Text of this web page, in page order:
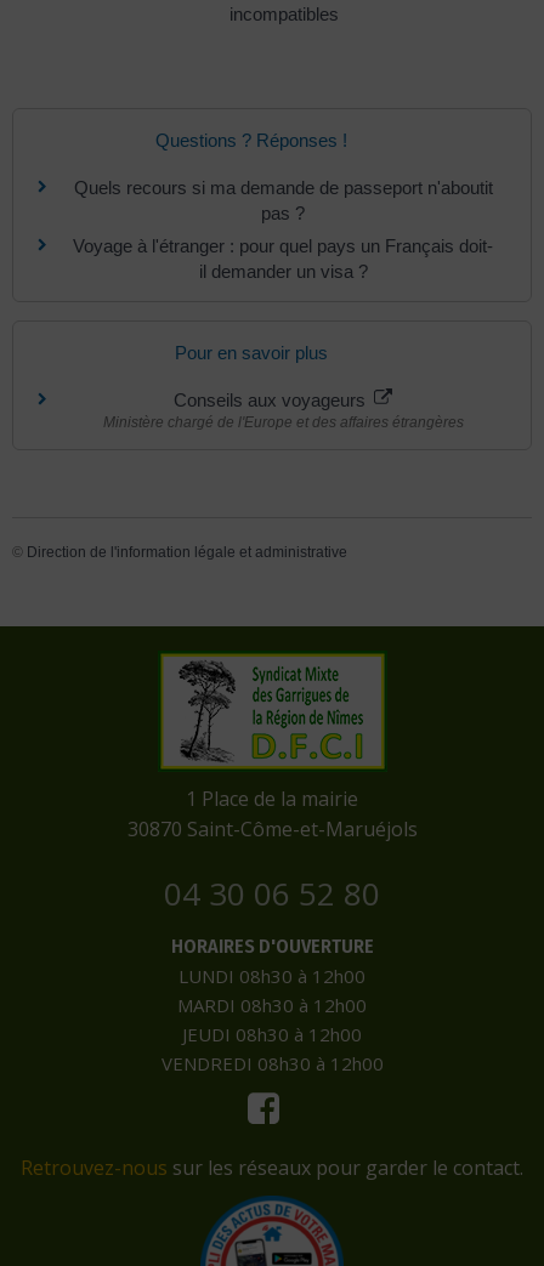
incompatibles
Questions ? Réponses !
Quels recours si ma demande de passeport n'aboutit
pas ?
Voyage à l'étranger : pour quel pays un Français doit-
il demander un visa ?
Pour en savoir plus
Conseils aux voyageurs
Ministère chargé de l'Europe et des affaires étrangères
© Direction de l'information légale et administrative
​1 Place de la mairie
​30870 Saint-Côme-et-Maruéjols
04 30 06 52 80
HORAIRES D'OUVERTURE
LUNDI 08h30 à 12h00
MARDI 08h30 à 12h00
JEUDI 08h30 à 12h00
VENDREDI 08h30 à 12h00
Retrouvez-nous sur les réseaux pour garder le contact.